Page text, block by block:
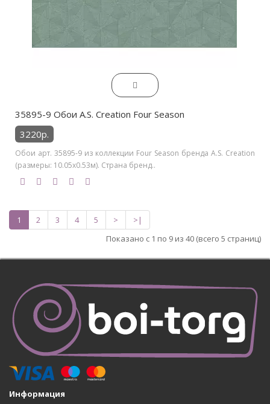
35895-9 Обои A.S. Creation Four Season
3220р.
Обои арт. 35895-9 из коллекции Four Season бренда A.S. Creation
(размеры: 10.05х0.53м). Страна бренд..
1 2 3 4 5 >
>|
Показано с 1 по 9 из 40 (всего 5 страниц)
Информация